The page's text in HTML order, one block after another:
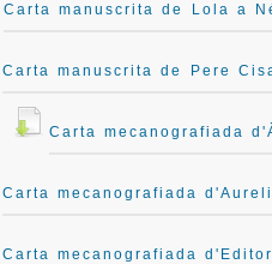
Carta manuscrita de Lola a
Carta manuscrita de Pere
Carta mecanografiada
Carta mecanografiada
Carta mecanografiada